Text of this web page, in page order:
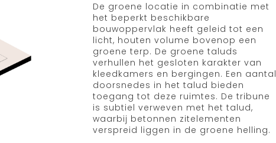
De groene locatie in combinatie met
het beperkt beschikbare
bouwoppervlak heeft geleid tot een
licht, houten volume bovenop een
groene terp. De groene taluds
verhullen het gesloten karakter van
kleedkamers en bergingen. Een aantal
doorsnedes in het talud bieden
toegang tot deze ruimtes. De tribune
is subtiel verweven met het talud,
waarbij betonnen zitelementen
verspreid liggen in de groene helling.